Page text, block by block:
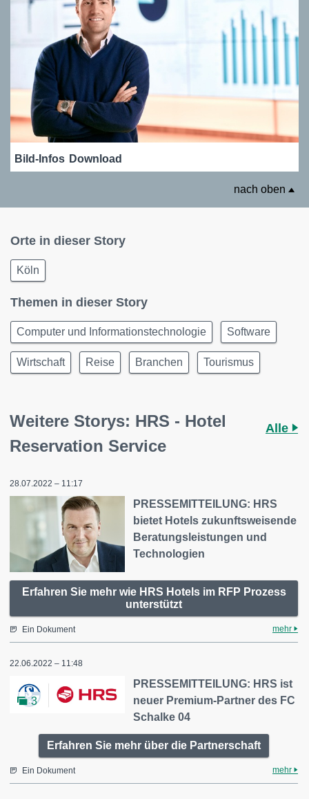
Bild-Infos Download
nach oben
Orte in dieser Story
Köln
Themen in dieser Story
Computer und Informationstechnologie Software
Wirtschaft Reise Branchen Tourismus
Weitere Storys: HRS - Hotel
Reservation Service
Alle
28.07.2022 – 11:17
PRESSEMITTEILUNG: HRS
bietet Hotels zukunftsweisende
Beratungsleistungen und
Technologien
Erfahren Sie mehr wie HRS Hotels im RFP Prozess
unterstützt
Ein Dokument mehr
22.06.2022 – 11:48
3
PRESSEMITTEILUNG: HRS ist
neuer Premium-Partner des FC
Schalke 04
Erfahren Sie mehr über die Partnerschaft
Ein Dokument mehr